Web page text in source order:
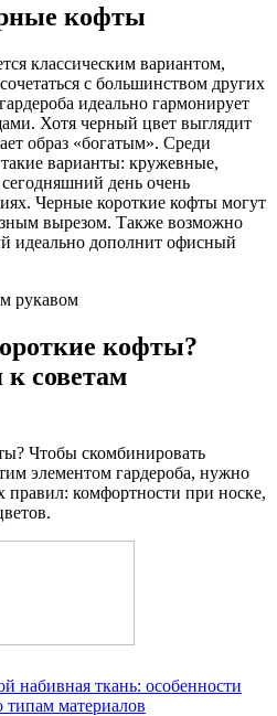
кофты
классическим вариантом,
с большинством других
идеально гармонирует
Хотя черный цвет выглядит
образ «богатым». Среди
варианты: кружевные,
день очень
Черные короткие кофты могут
вырезом. Также возможно
идеально дополнит офисный
кофты?
советам
Чтобы скомбинировать
элементом гардероба, нужно
правил: комфортности при носке,
набивная ткань: особенности
типам материалов